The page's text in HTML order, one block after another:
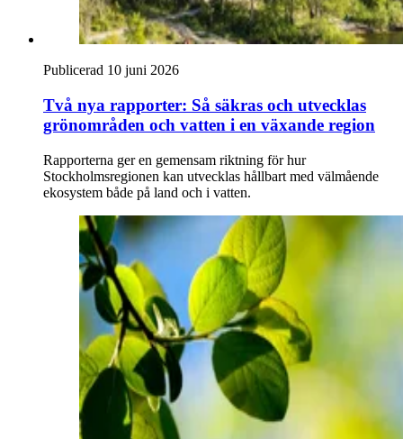
Publicerad 10 juni 2026
Två nya rapporter: Så säkras och utvecklas
grönområden och vatten i en växande region
Rapporterna ger en gemensam riktning för hur
Stockholmsregionen kan utvecklas hållbart med välmående
ekosystem både på land och i vatten.